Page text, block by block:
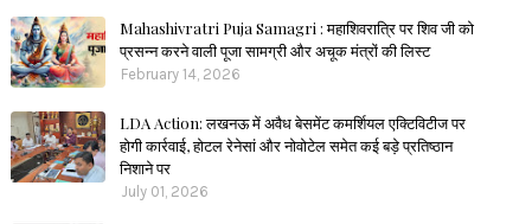
Mahashivratri Puja Samagri : महाशिवरात्रि पर शिव जी को
प्रसन्न करने वाली पूजा सामग्री और अचूक मंत्रों की लिस्ट
February 14, 2026
LDA Action: लखनऊ में अवैध बेसमेंट कमर्शियल एक्टिविटीज पर
होगी कार्रवाई, होटल रेनेसां और नोवोटेल समेत कई बड़े प्रतिष्ठान
निशाने पर
July 01, 2026